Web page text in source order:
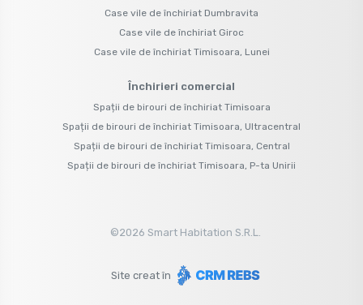
Case vile de închiriat Dumbravita
Case vile de închiriat Giroc
Case vile de închiriat Timisoara, Lunei
Închirieri comercial
Spații de birouri de închiriat Timisoara
Spații de birouri de închiriat Timisoara, Ultracentral
Spații de birouri de închiriat Timisoara, Central
Spații de birouri de închiriat Timisoara, P-ta Unirii
©2026 Smart Habitation S.R.L.
Site creat în